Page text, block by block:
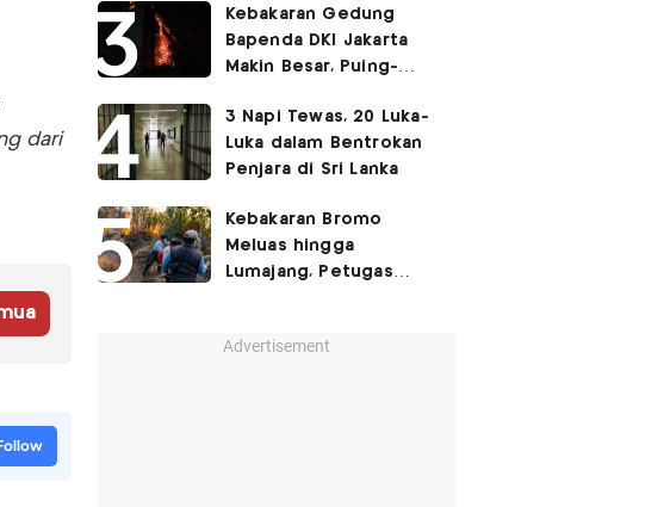
dari
Layanan Kesehatan
Kebakaran Gedung
Bapenda DKI Jakarta
Makin Besar, Puing-
3 Napi Tewas, 20 Luka-
Luka dalam Bentrokan
Penjara di Sri Lanka
Kebakaran Bromo
Meluas hingga
Lumajang, Petugas
Advertisement